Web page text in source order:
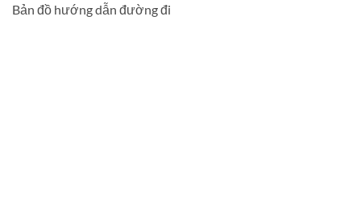
Bản đồ hướng dẫn đường đi